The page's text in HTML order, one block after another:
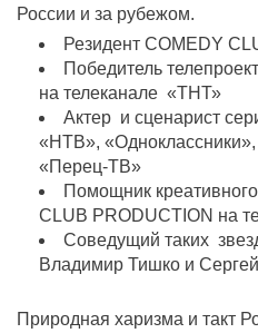
России и за рубежом.
Резидент COMEDY
Победитель
на телеканале «ТНТ»
Актер и сценарист
«НТВ»,
«Перец-ТВ»
Помощник
CLUB PRODUCTION на
Соведущий таких
Владимир Тишко и
Природная харизма и такт